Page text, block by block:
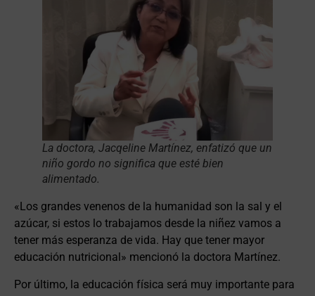
La doctora, Jacqeline Martínez, enfatizó que un
niño gordo no significa que esté bien
alimentado.
«Los grandes venenos de la humanidad son la sal y el
azúcar, si estos lo trabajamos desde la niñez vamos a
tener más esperanza de vida. Hay que tener mayor
educación nutricional» mencionó la doctora Martínez.
Por último, la educación física será muy importante para